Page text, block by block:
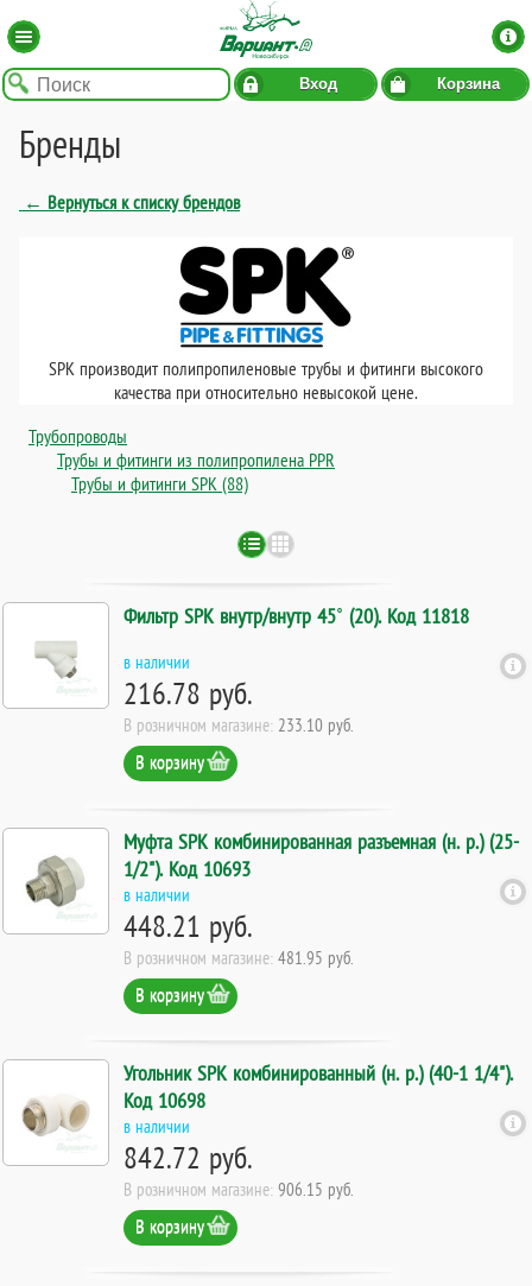
Вход Корзина
Бренды
← Вернуться к списку брендов
SPK производит полипропиленовые трубы и фитинги высокого
качества при относительно невысокой цене.
Трубопроводы
Трубы и фитинги из полипропилена PPR
Трубы и фитинги SPK (88)
Фильтр SPK внутр/внутр 45˚ (20). Код 11818
в наличии
216.78 руб.
В розничном магазине: 233.10 руб.
В корзину
Муфта SPK комбинированная разъемная (н. р.) (25-
1/2"). Код 10693
в наличии
448.21 руб.
В розничном магазине: 481.95 руб.
В корзину
Угольник SPK комбинированный (н. р.) (40-1 1/4").
Код 10698
в наличии
842.72 руб.
В розничном магазине: 906.15 руб.
В корзину